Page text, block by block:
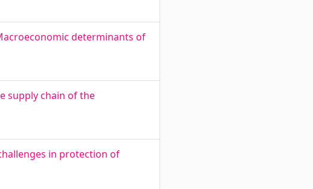
determinants of
supply chain of the
in protection of